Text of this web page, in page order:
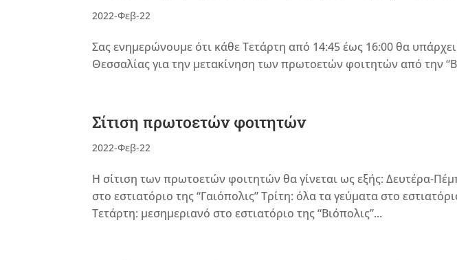
2022-Φεβ-22
Σας ενημερώνουμε ότι κάθε Τετάρτη από 14:45 έως 16:00 θα
Θεσσαλίας για την μετακίνηση των πρωτοετών φοιτητών από την
Σίτιση πρωτοετών φοιτητών
2022-Φεβ-22
H σίτιση των πρωτοετών φοιτητών θα γίνεται ως εξής: Δευτέρα-
στο εστιατόριο της “Γαιόπολις” Τρίτη: όλα τα γεύματα στο
Τετάρτη: μεσημεριανό στο εστιατόριο της “Βιόπολις”...